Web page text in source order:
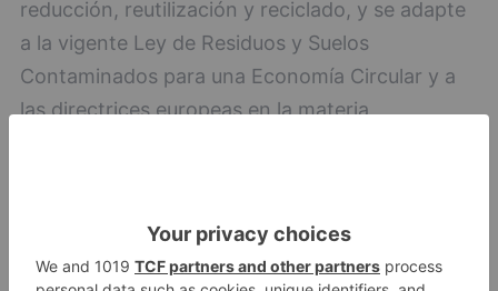
reducción, reutilización y reciclado, y se adapte
a la vigente Ley de Residuos y Suelos
Contaminados para una Economía Circular y a
las directrices europeas en la materia,